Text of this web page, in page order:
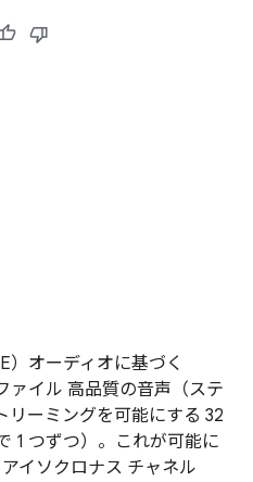
オーディオに基づく
イル 高品質の音声（ステ
リーミングを可能にする 32
1 つずつ）。これが可能に
イソクロナス チャネル